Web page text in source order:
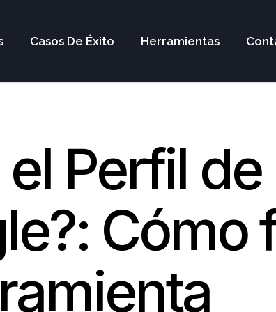
Casos De Éxito Herramientas
Perfil
Cómo